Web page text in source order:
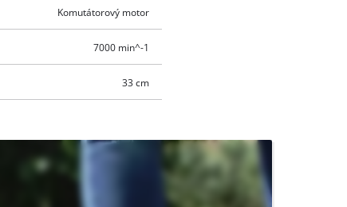
Komutátorový motor
7000 min^-1
33 cm